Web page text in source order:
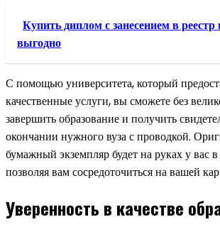
Купить диплом с занесением в реестр
выгодно
С помощью университета, который
качественные услуги, вы сможете без
завершить образование и получить
окончании нужного вуза с проводкой.
бумажный экземпляр будет на руках у вас
позволяя вам сосредоточиться на вашей
Уверенность в качестве